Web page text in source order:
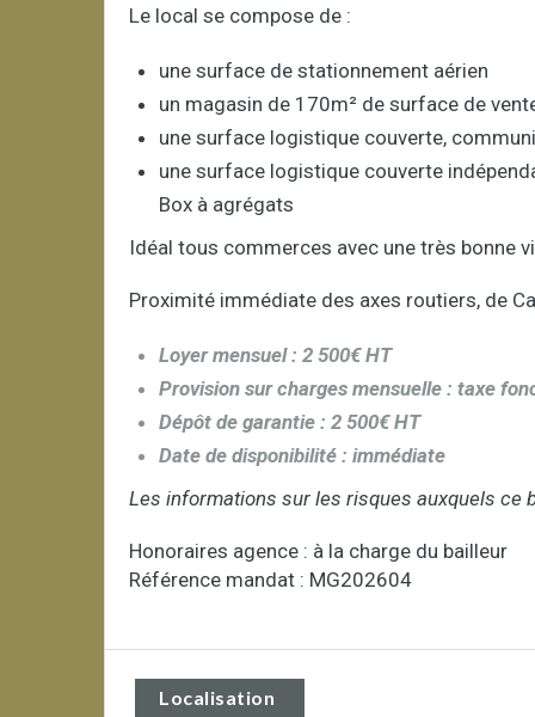
Le local se compose de :
une surface de stationnement aérien
un magasin de 170m² de surface de
une surface logistique couverte,
une surface logistique couverte
Box à agrégats
Idéal tous commerces avec une très bonne
Proximité immédiate des axes routiers, de
Loyer mensuel : 2 500€ HT
Provision sur charges mensuelle : taxe
Dépôt de garantie : 2 500€ HT
Date de disponibilité : immédiate
Les informations sur les risques auxquels ce
Honoraires agence : à la charge du bailleur
Référence mandat : MG202604
Localisation